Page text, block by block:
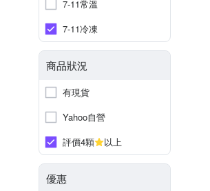
7-11常溫
7-11冷凍
商品狀況
有現貨
Yahoo自營
評價4顆
以上
優惠